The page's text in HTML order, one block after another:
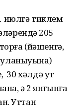
июлгә тиклем
205
(йәшенгә,
30 хәлдә ут
ә 2 янғынға
Уттан